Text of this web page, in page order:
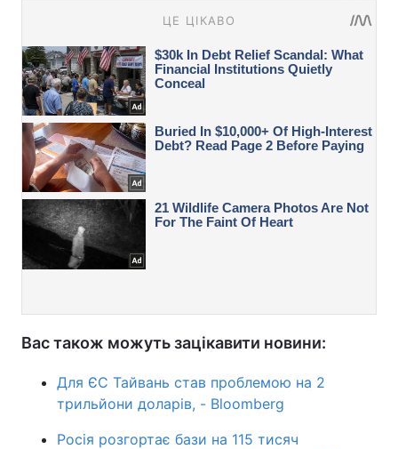
Вас також можуть зацікавити новини:
Для ЄС Тайвань став проблемою на 2
трильйони доларів, - Bloomberg
Росія розгортає бази на 115 тисяч